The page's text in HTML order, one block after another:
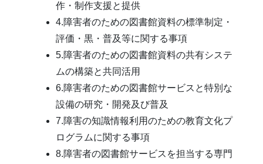
作・制作支援と提供
4.障害者のための図書館資料の標準制定・
評価・黒・普及等に関する事項
5.障害者のための図書館資料の共有システ
ムの構築と共同活用
6.障害者のための図書館サービスと特別な
設備の研究・開発及び普及
7.障害の知識情報利用のための教育文化プ
ログラムに関する事項
8.障害者の図書館サービスを担当する専門